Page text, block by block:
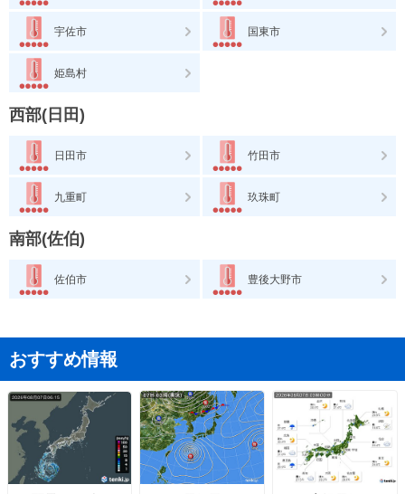
宇佐市 国東市
姫島村
西部(日田)
日田市 竹田市
九重町 玖珠町
南部(佐伯)
佐伯市 豊後大野市
おすすめ情報